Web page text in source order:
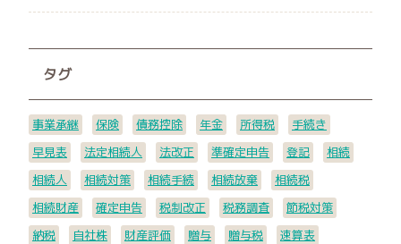
タグ
事業承継 保険 債務控除 年金 所得税
手続き
早見表
法定相続人 法改正 準確定申告 登記
相続
相続人
相続対策 相続手続 相続放棄
相続税
相続財産
確定申告 税制改正 税務調査
節税対策
納税
自社株 財産評価 贈与 贈与税
速算表